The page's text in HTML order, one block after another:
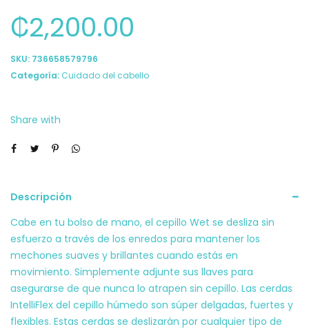
₡2,200.00
SKU: 736658579796
Categoría: Cuidado del cabello
Share with
Descripción
Cabe en tu bolso de mano, el cepillo Wet se desliza sin
esfuerzo a través de los enredos para mantener los
mechones suaves y brillantes cuando estás en
movimiento. Simplemente adjunte sus llaves para
asegurarse de que nunca lo atrapen sin cepillo. Las cerdas
IntelliFlex del cepillo húmedo son súper delgadas, fuertes y
flexibles. Estas cerdas se deslizarán por cualquier tipo de